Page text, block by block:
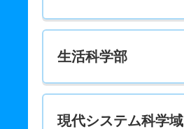
生活科学部
現代システム科学域